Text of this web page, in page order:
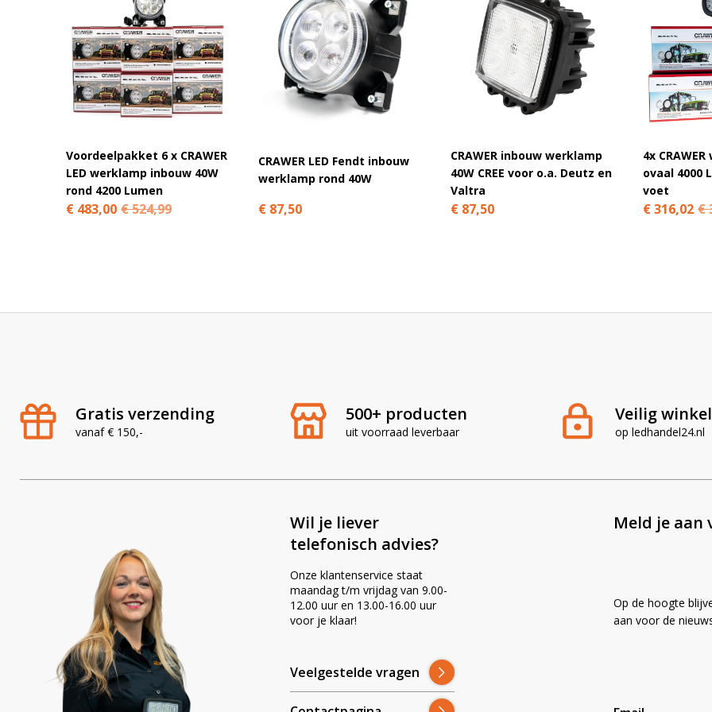
OEM number/Originele John Deere nummers: RE306510 / R161288 / RE37450
Voordeelpakket 6 x CRAWER
LED werklamp inbouw 40W
rond 4200 Lumen
€ 483,00 € 524,99
CRAWER LED Fendt inbouw
werklamp rond 40W
€ 87,50
CRAWER inbouw werklamp
40W CREE voor o.a. Deutz en
Valtra
€ 87,50
4x
ovaal 4000
voet
€ 316,02 €
Gratis verzending
vanaf € 150,-
500+ producten
uit voorraad leverbaar
Veilig
op ledhandel24.nl
Wil je liever
telefonisch advies?
Onze klantenservice staat
maandag t/m vrijdag van 9.00-
12.00 uur en 13.00-16.00 uur
voor je klaar!
Veelgestelde vragen
Meld je aan
Op de hoogte
aan voor de